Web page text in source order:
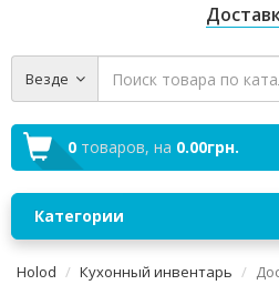
Везде
0 товаров, на 0.00грн.
Категории
Holod Кухонный инвентарь